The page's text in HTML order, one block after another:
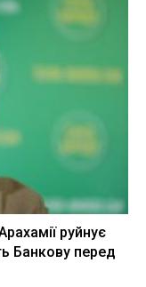
руйнує
Банкову перед